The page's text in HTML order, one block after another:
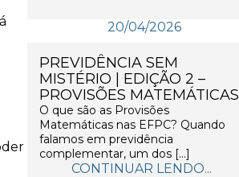
20/04/2026
PREVIDÊNCIA SEM
MISTÉRIO | EDIÇÃO 2 –
PROVISÕES MATEMÁTICAS
O que são as Provisões
Matemáticas nas EFPC? Quando
falamos em previdência
complementar, um dos […]
CONTINUAR LENDO...